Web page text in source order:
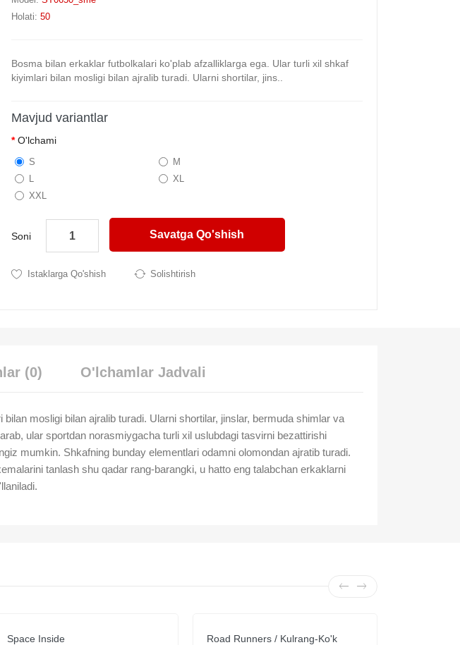
Holati: 50
Bosma bilan erkaklar futbolkalari ko'plab afzalliklarga ega. Ular turli xil shkaf
kiyimlari bilan mosligi bilan ajralib turadi. Ularni shortilar, jins..
Mavjud variantlar
O'lchami
S
M
L
XL
XXL
Soni Savatga Qo'shish
Istaklarga Qo'shish Solishtirish
(0) O'lchamlar Jadvali
mosligi bilan ajralib turadi. Ularni shortilar, jinslar, bermuda shimlar va
ular sportdan norasmiygacha turli xil uslubdagi tasvirni bezattirishi
mumkin. Shkafning bunday elementlari odamni olomondan ajratib turadi.
tanlash shu qadar rang-barangki, u hatto eng talabchan erkaklarni
Space Inside Road Runners / Kulrang-Ko'k